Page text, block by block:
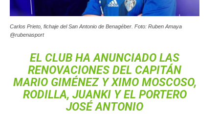
Carlos Prieto, fichaje del San Antonio de Benagéber. Foto: Ruben Amaya
@rubenasport
EL CLUB HA ANUNCIADO LAS
RENOVACIONES DEL CAPITÁN
MARIO GIMÉNEZ Y XIMO MOSCOSO,
RODILLA, JUANKI Y EL PORTERO
JOSÉ ANTONIO